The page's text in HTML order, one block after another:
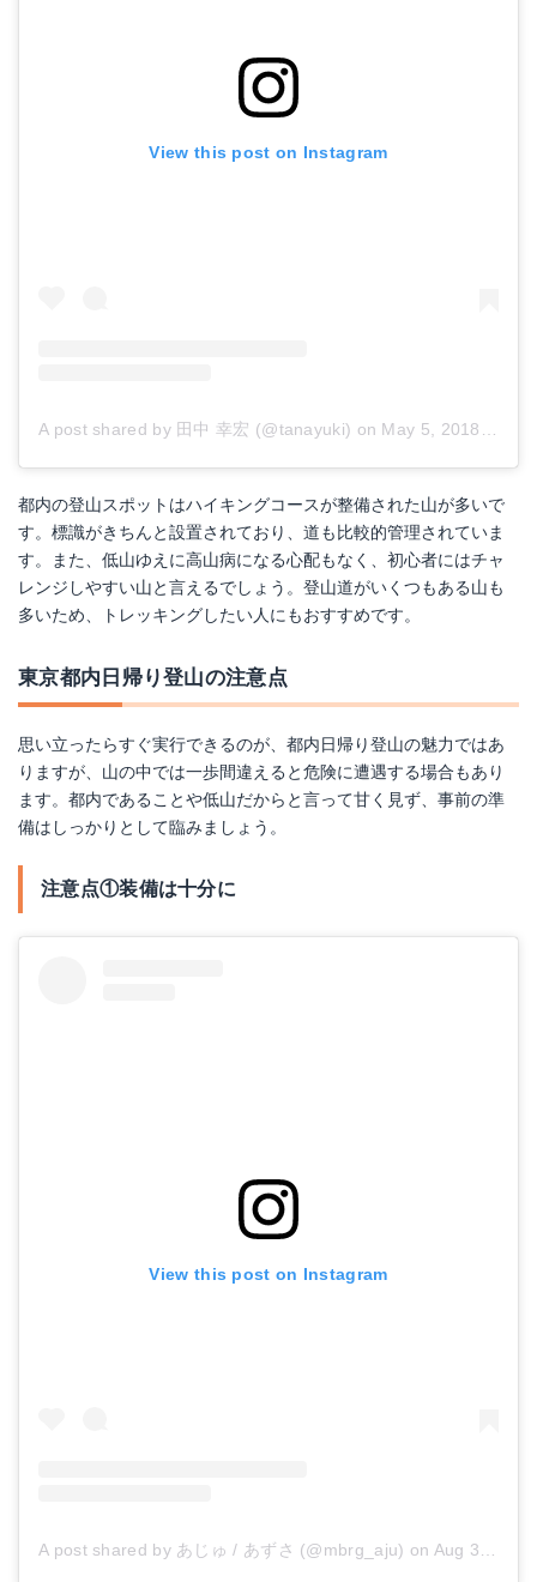
View this post on Instagram
A post shared by 田中 幸宏 (@tanayuki) on May 5, 2018 at 12:52am PDT
都内の登山スポットはハイキングコースが整備された山が多いで
す。標識がきちんと設置されており、道も比較的管理されていま
す。また、低山ゆえに高山病になる心配もなく、初心者にはチャ
レンジしやすい山と言えるでしょう。登山道がいくつもある山も
多いため、トレッキングしたい人にもおすすめです。
東京都内日帰り登山の注意点
思い立ったらすぐ実行できるのが、都内日帰り登山の魅力ではあ
りますが、山の中では一歩間違えると危険に遭遇する場合もあり
ます。都内であることや低山だからと言って甘く見ず、事前の準
備はしっかりとして臨みましょう。
注意点①装備は十分に
View this post on Instagram
A post shared by あじゅ / あずさ (@mbrg_aju) on Aug 3, 2018 at 5:30pm PDT